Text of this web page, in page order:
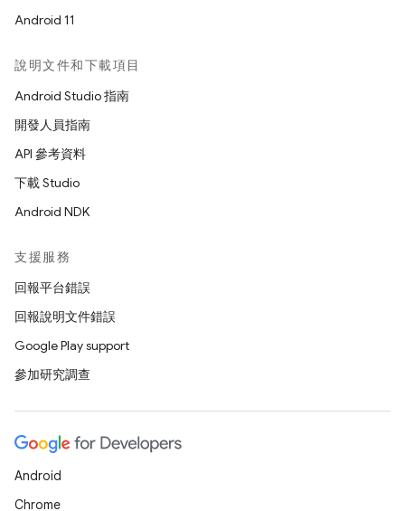
Android 11
說明文件和下載項目
Android Studio 指南
開發人員指南
API 參考資料
下載 Studio
Android NDK
支援服務
回報平台錯誤
回報說明文件錯誤
Google Play support
參加研究調查
Android
Chrome